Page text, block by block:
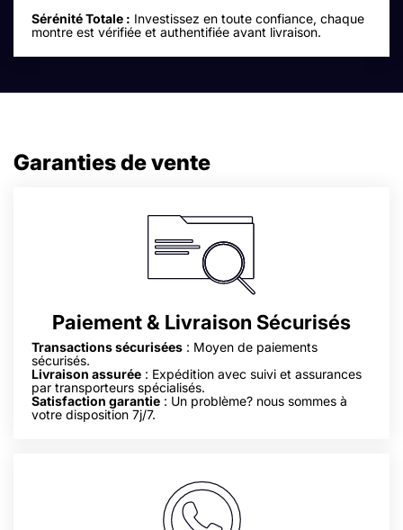
Sérénité Totale : Investissez en toute confiance, chaque
montre est vérifiée et authentifiée avant livraison.
Garanties de vente
Paiement & Livraison Sécurisés
Transactions sécurisées : Moyen de paiements
sécurisés.
Livraison assurée : Expédition avec suivi et assurances
par transporteurs spécialisés.
Satisfaction garantie : Un problème? nous sommes à
votre disposition 7j/7.